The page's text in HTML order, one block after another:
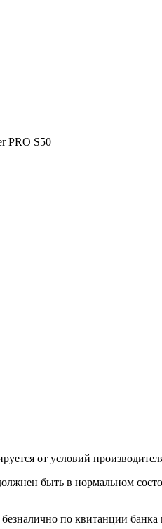
PRO S50
от условий
быть в нормальном
по квитанции банка